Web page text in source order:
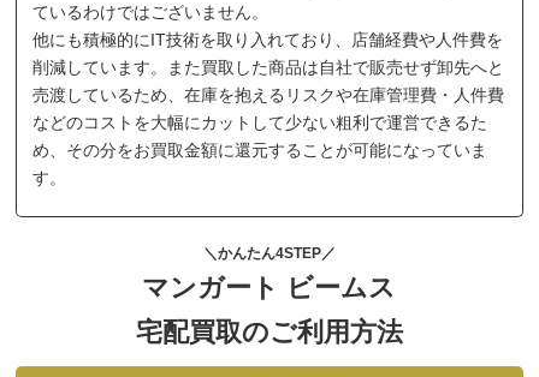
ているわけではございません。
他にも積極的にIT技術を取り入れており、店舗経費や人件費を
削減しています。また買取した商品は自社で販売せず卸先へと
売渡しているため、在庫を抱えるリスクや在庫管理費・人件費
などのコストを大幅にカットして少ない粗利で運営できるた
め、その分をお買取金額に還元することが可能になっていま
す。
＼かんたん4STEP／
マンガート ビームス
宅配買取のご利用方法